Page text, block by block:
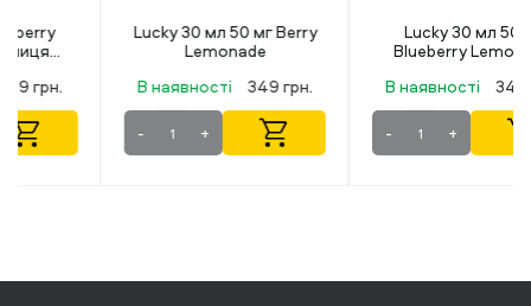
Lucky 30 мл 50 мг Berry
В наявності
349 грн.
Lucky 30 мл 50 мг
Blueberry Lemonade
В наявності
349 грн.